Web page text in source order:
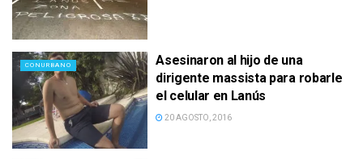
CONURBANO
Asesinaron al hijo de una
dirigente massista para robarle
el celular en Lanús
20 AGOSTO, 2016